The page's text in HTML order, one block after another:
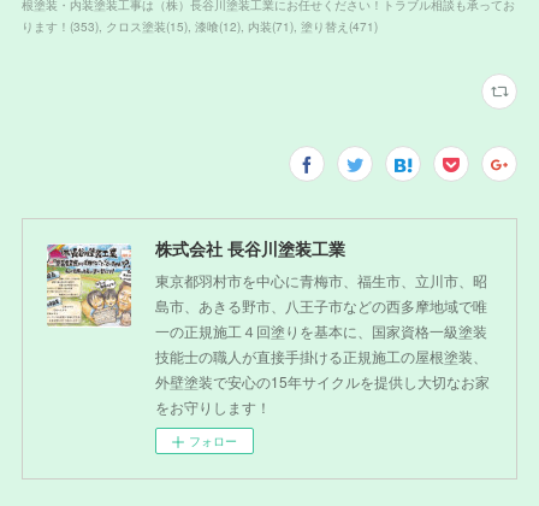
根塗装・内装塗装工事は（株）長谷川塗装工業にお任せください！トラブル相談も承ってお
ります！ (353) クロス塗装(15) 漆喰(12) 内装(71) 塗り替え (471)
株式会社 長谷川塗装工業
東京都羽村市を中心に青梅市、福生市、立川市、昭
島市、あきる野市、八王子市などの西多摩地域で唯
一の正規施工４回塗りを基本に、国家資格一級塗装
技能士の職人が直接手掛ける正規施工の屋根塗装、
外壁塗装で安心の15年サイクルを提供し大切なお家
をお守りします！
フォロー